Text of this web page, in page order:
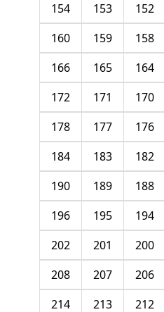
152
153
154
158
159
160
164
165
166
170
171
172
176
177
178
182
183
184
188
189
190
194
195
196
200
201
202
206
207
208
212
213
214